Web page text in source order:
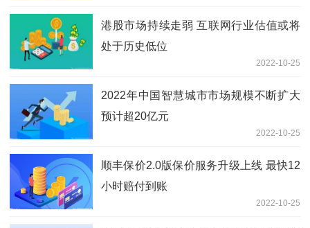
港股市场持续走弱 互联网行业估值或将
处于历史低位
2022-10-25
2022年中国智慧城市市场规模不断扩大
预计超20亿元
2022-10-25
顺丰保价2.0版保价服务升级上线 最快12
小时赔付到账
2022-10-25